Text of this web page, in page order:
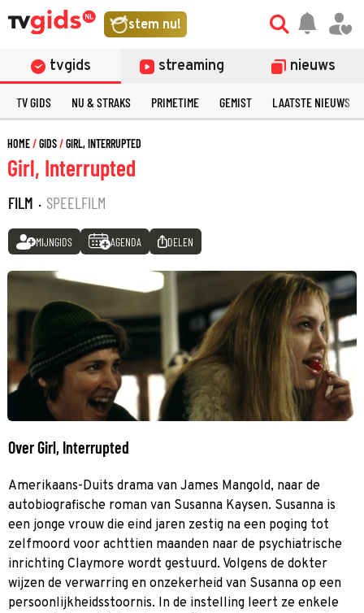
stem nu!
tvgids streaming nieuws
TV GIDS NU & STRAKS PRIMETIME GEMIST LAATSTE NIEUWS
HOME GIDS GIRL, INTERRUPTED
Girl, Interrupted
FILM · SPEELFILM
MIJNGIDS AGENDA DELEN
Over Girl, Interrupted
Amerikaans-Duits drama van James Mangold, naar de
autobiografische roman van Susanna Kaysen. Susanna is
een jonge vrouw die eind jaren zestig na een poging tot
zelfmoord voor achttien maanden naar de psychiatrische
inrichting Claymore wordt gestuurd. Volgens de dokter
wijzen de verwarring en onzekerheid van Susanna op een
persoonlijkheidsstoornis. In de instelling leert ze enkele